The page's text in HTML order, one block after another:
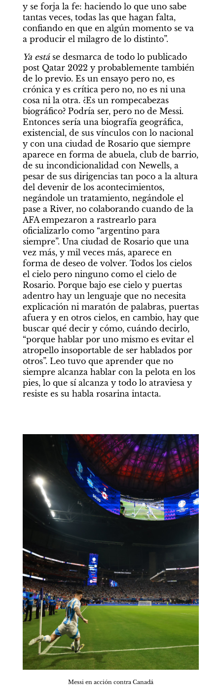
y se forja la fe: haciendo lo que uno sabe
tantas veces, todas las que hagan falta,
confiando en que en algún momento se va
a producir el milagro de lo distinto”.
Ya está se desmarca de todo lo publicado
post Qatar 2022 y probablemente también
de lo previo. Es un ensayo pero no, es
crónica y es crítica pero no, no es ni una
cosa ni la otra. ¿Es un rompecabezas
biográfico? Podría ser, pero no de Messi.
Entonces sería una biografía geográfica,
existencial, de sus vínculos con lo nacional
y con una ciudad de Rosario que siempre
aparece en forma de abuela, club de barrio,
de su incondicionalidad con Newells, a
pesar de sus dirigencias tan poco a la altura
del devenir de los acontecimientos,
negándole un tratamiento, negándole el
pase a River, no colaborando cuando de la
AFA empezaron a rastrearlo para
oficializarlo como “argentino para
siempre”. Una ciudad de Rosario que una
vez más, y mil veces más, aparece en
forma de deseo de volver. Todos los cielos
el cielo pero ninguno como el cielo de
Rosario. Porque bajo ese cielo y puertas
adentro hay un lenguaje que no necesita
explicación ni maratón de palabras, puertas
afuera y en otros cielos, en cambio, hay que
buscar qué decir y cómo, cuándo decirlo,
“porque hablar por uno mismo es evitar el
atropello insoportable de ser hablados por
otros”. Leo tuvo que aprender que no
siempre alcanza hablar con la pelota en los
pies, lo que sí alcanza y todo lo atraviesa y
resiste es su habla rosarina intacta.
Messi en acción contra Canadá